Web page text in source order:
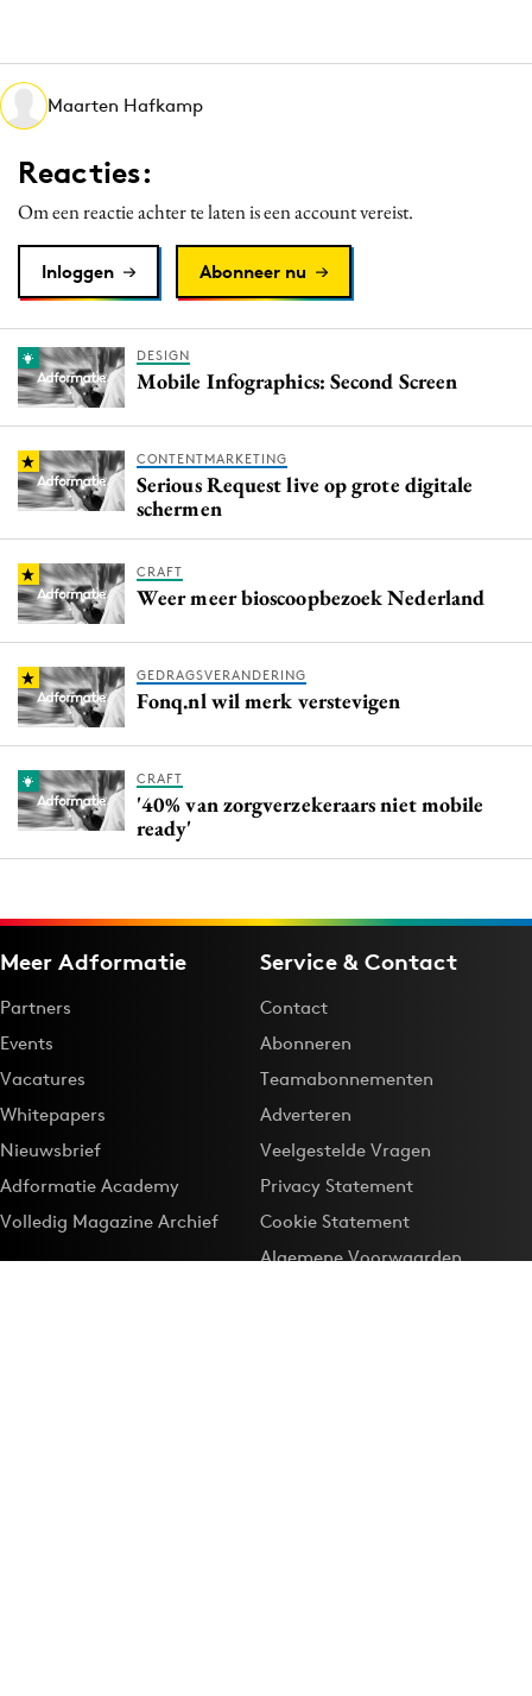
Martech
Media
Merkstrategie
Purpose Marketing
Reputatie & crisis
Maarten Hafkamp
Reacties:
Om een reactie achter te laten is een account vereist.
Inloggen Abonneer nu
DESIGN
Mobile Infographics: Second Screen
CONTENTMARKETING
Serious Request live op grote digitale
schermen
CRAFT
Weer meer bioscoopbezoek Nederland
GEDRAGSVERANDERING
Fonq.nl wil merk verstevigen
CRAFT
'40% van zorgverzekeraars niet mobile
ready'
Meer Adformatie
Partners
Events
Vacatures
Whitepapers
Nieuwsbrief
Adformatie Academy
Volledig Magazine Archief
Service & Contact
Contact
Abonneren
Teamabonnementen
Adverteren
Veelgestelde Vragen
Privacy Statement
Cookie Statement
Algemene Voorwaarden